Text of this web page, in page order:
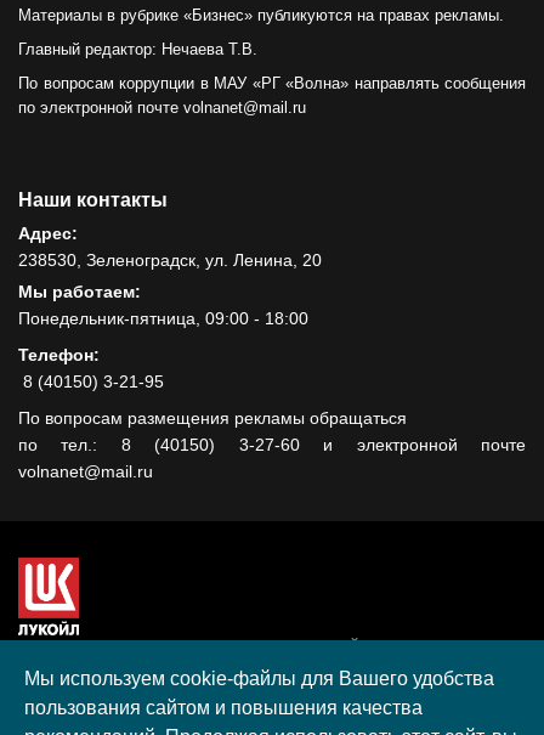
Материалы в рубрике «Бизнес» публикуются на правах рекламы.
Главный редактор: Нечаева Т.В.
По вопросам коррупции в МАУ «РГ «Волна» направлять сообщения
по электронной почте volnanet@mail.ru
Наши контакты
Адрес:
238530, Зеленоградск, ул. Ленина, 20
Мы работаем:
Понедельник-пятница, 09:00 - 18:00
Телефон:
8 (40150) 3-21-95
По вопросам размещения рекламы обращаться
по тел.: 8 (40150) 3-27-60 и электронной почте
volnanet@mail.ru
гранта, полученного в рамках XIII Конкурса социальных и
культурных проектов ПАО "ЛУКОЙЛ" на территории
Калининградской области в 2020 году
Мы используем cookie-файлы для Вашего удобства
пользования сайтом и повышения качества